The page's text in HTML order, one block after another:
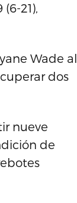
21),
Wade al
dos
nueve
de